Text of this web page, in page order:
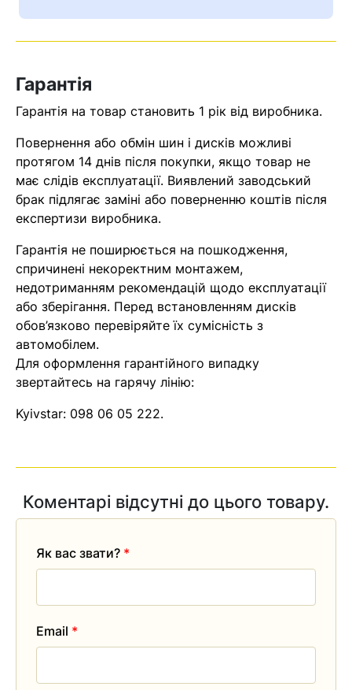
Помилка:
знайдена.
Гарантія
Гарантія на товар становить 1 рік від виробника.
Повернення або обмін шин і дисків можливі
протягом 14 днів після покупки, якщо товар не
має слідів експлуатації. Виявлений заводський
брак підлягає заміні або поверненню коштів після
експертизи виробника.
Гарантія не поширюється на пошкодження,
спричинені некоректним монтажем,
недотриманням рекомендацій щодо експлуатації
або зберігання. Перед встановленням дисків
обов’язково перевіряйте їх сумісність з
автомобілем.
Для оформлення гарантійного випадку
звертайтесь на гарячу лінію:
Kyivstar: 098 06 05 222.
Коментарі відсутні до цього товару.
Як вас звати? *
Email *